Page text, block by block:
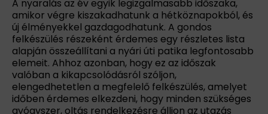
A nyaralás az év egyik legizgalmasabb időszaka,
amikor végre kiszakadhatunk a hétköznapokból, és
új élményekkel gazdagodhatunk. A gondos
felkészülés részeként érdemes egy részletes lista
alapján összeállítani a nyári úti patika legfontosabb
elemeit. Ahhoz azonban, hogy ez az időszak
valóban a kikapcsolódásról szóljon,
elengedhetetlen a megfelelő felkészülés, amelyet
időben érdemes elkezdeni, hogy minden szükséges
gyógyszer, oltás rendelkezésre álljon az utazás